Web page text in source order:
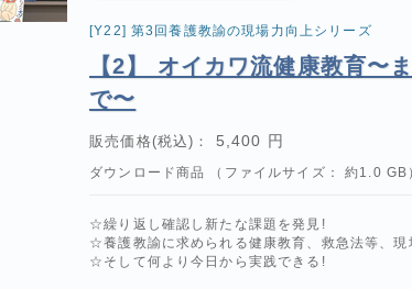
[Y22] 第3回養護教諭の現場力向上シリーズ
【2】 オイカワ流健康教育〜
で〜
販売価格(税込)： 5,400 円
ダウンロード商品 （ファイルサイズ： 約1.0 GB
☆繰り返し確認し新たな課題を発見!
☆養護教諭に求められる健康教育、救急法等、現
☆そして何より今日から実践できる!